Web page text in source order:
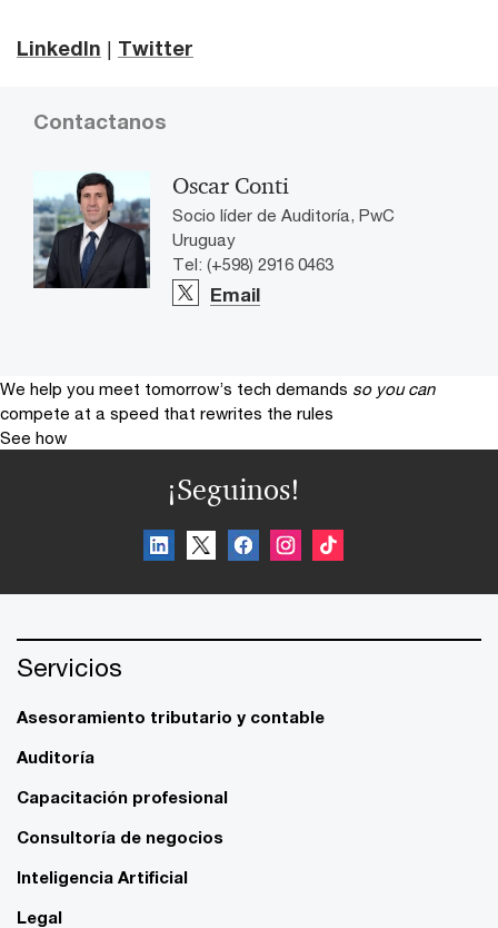
LinkedIn | Twitter
Contactanos
Oscar Conti
Socio líder de Auditoría, PwC
Uruguay
Tel: (+598) 2916 0463
Email
We help you meet tomorrow’s tech demands so you can
compete at a speed that rewrites the rules
See how
¡Seguinos!
Servicios
Asesoramiento tributario y contable
Auditoría
Capacitación profesional
Consultoría de negocios
Inteligencia Artificial
Legal